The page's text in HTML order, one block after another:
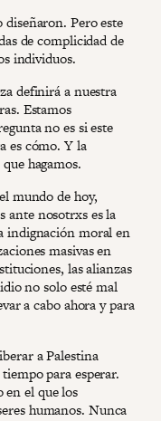
Pero este
de complicidad de
individuos.
definirá a nuestra
Estamos
no es si este
es cómo. Y la
hagamos.
mundo de hoy,
ante nosotrxs es la
indignación moral en
masivas en
las alianzas
no solo esté mal
a cabo ahora y para
a Palestina
para esperar.
el que los
humanos. Nunca